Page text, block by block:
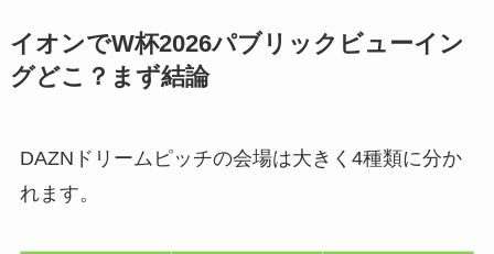
イオンでW杯2026パブリックビューイン
グどこ？まず結論
DAZNドリームピッチの会場は大きく4種類に分か
れます。